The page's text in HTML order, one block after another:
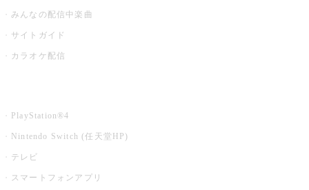
みんなの配信中楽曲
サイトガイド
カラオケ配信
PlayStation®4
Nintendo Switch (任天堂HP)
テレビ
スマートフォンアプリ